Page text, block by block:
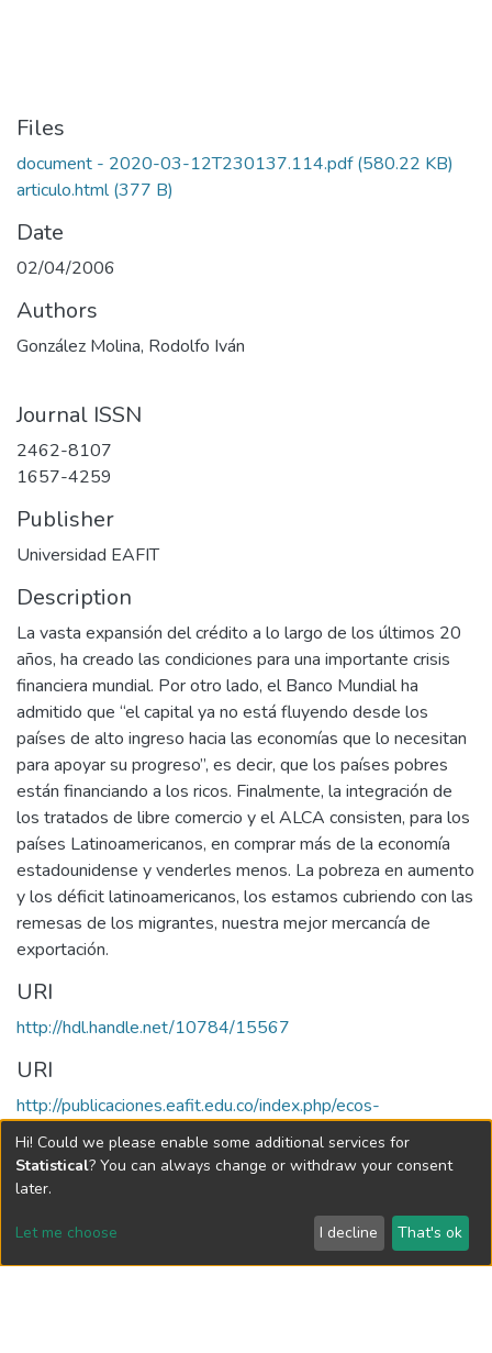
Files
document - 2020-03-12T230137.114.pdf(580.22 KB)
articulo.html(377 B)
Date
02/04/2006
Authors
González Molina, Rodolfo Iván
Journal ISSN
2462-8107
1657-4259
Publisher
Universidad EAFIT
Description
La vasta expansión del crédito a lo largo de los últimos 20
años, ha creado las condiciones para una importante crisis
financiera mundial. Por otro lado, el Banco Mundial ha
admitido que “el capital ya no está fluyendo desde los
países de alto ingreso hacia las economías que lo necesitan
para apoyar su progreso”, es decir, que los países pobres
están financiando a los ricos. Finalmente, la integración de
los tratados de libre comercio y el ALCA consisten, para los
países Latinoamericanos, en comprar más de la economía
estadounidense y venderles menos. La pobreza en aumento
y los déficit latinoamericanos, los estamos cubriendo con las
remesas de los migrantes, nuestra mejor mercancía de
exportación.
URI
http://hdl.handle.net/10784/15567
URI
http://publicaciones.eafit.edu.co/index.php/ecos-
economia/article/view/1962/1972
Collections
Ecos de Economía, Vol. 10, No. 22 (2006)
Vol 10, No 22 (2006)
Hi! Could we please enable some additional services for
Statistical? You can always change or withdraw your consent
later.
Let me choose I decline That's ok